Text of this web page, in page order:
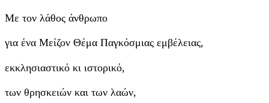
Με τον λάθος άνθρωπο
για ένα Μείζον Θέμα Παγκόσμιας εμβέλειας,
εκκλησιαστικό κι ιστορικό,
των θρησκειών και των λαών,